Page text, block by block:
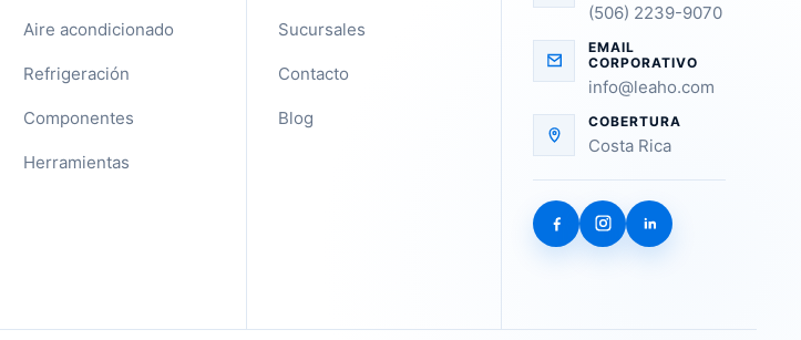
Aire acondicionado
Refrigeración
Componentes
Herramientas
Sucursales
Contacto
Blog
(506) 2239-9070
EMAIL
CORPORATIVO
info@leaho.com
COBERTURA
Costa Rica